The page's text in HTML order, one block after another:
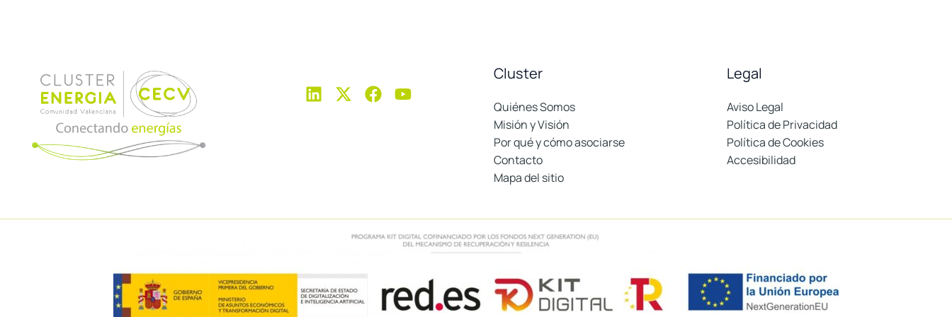
Cluster
Quiénes Somos
Misión y Visión
Por qué y cómo asociarse
Contacto
Mapa del sitio
Legal
Aviso Legal
Política de Privacidad
Política de Cookies
Accesibilidad